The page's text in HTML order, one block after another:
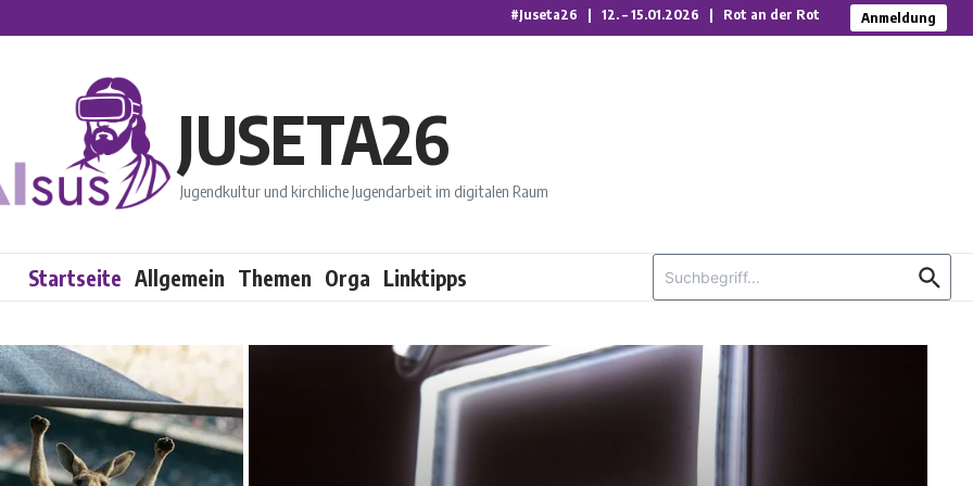
#Juseta26 | 12. – 15.01.2026 | Rot an der Rot Anmeldung
JUSETA26
Jugendkultur und kirchliche Jugendarbeit im digitalen Raum
Startseite Allgemein Themen Orga Linktipps
Suchen nach: